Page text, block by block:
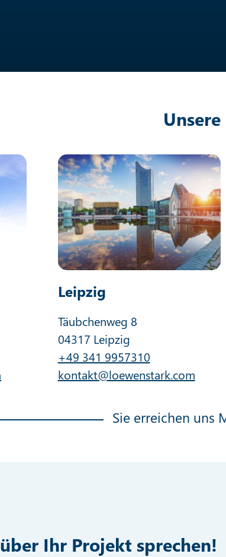
Leipzig
Täubchenweg 8
04317 Leipzig
+49 341 9957310
kontakt@loewenstark.com
Sie erreichen uns
über Ihr Projekt sprechen!